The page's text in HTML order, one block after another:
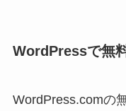
WordPressで無
WordPress.comの